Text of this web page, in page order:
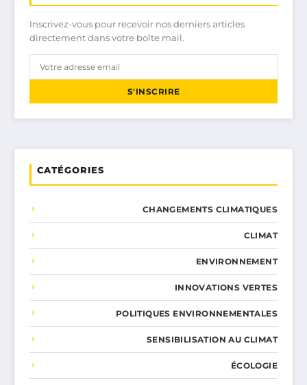
Inscrivez-vous pour recevoir nos derniers articles
directement dans votre boîte mail.
S'INSCRIRE
CATÉGORIES
CHANGEMENTS CLIMATIQUES
CLIMAT
ENVIRONNEMENT
INNOVATIONS VERTES
POLITIQUES ENVIRONNEMENTALES
SENSIBILISATION AU CLIMAT
ÉCOLOGIE